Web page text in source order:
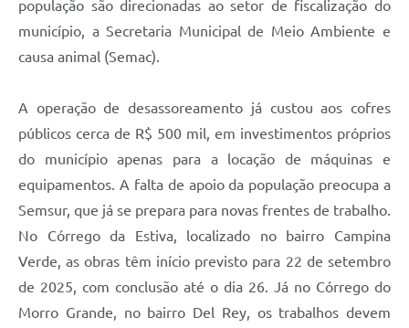
população são direcionadas ao setor de fiscalização do
município, a Secretaria Municipal de Meio Ambiente e
causa animal (Semac).
A operação de desassoreamento já custou aos cofres
públicos cerca de R$ 500 mil, em investimentos próprios
do município apenas para a locação de máquinas e
equipamentos. A falta de apoio da população preocupa a
Semsur, que já se prepara para novas frentes de trabalho.
No Córrego da Estiva, localizado no bairro Campina
Verde, as obras têm início previsto para 22 de setembro
de 2025, com conclusão até o dia 26. Já no Córrego do
Morro Grande, no bairro Del Rey, os trabalhos devem